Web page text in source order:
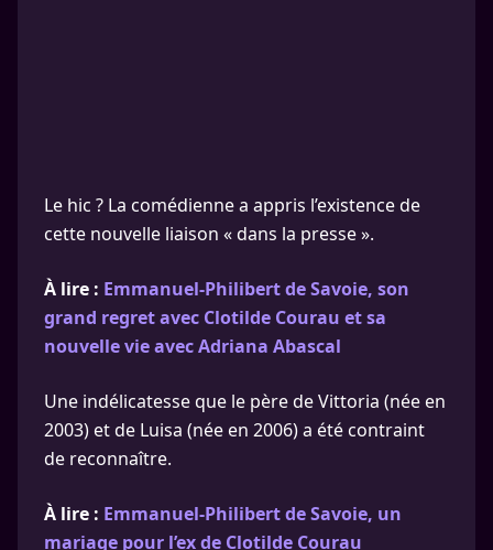
Le hic ? La comédienne a appris l’existence de
cette nouvelle liaison « dans la presse ».
À lire : Emmanuel-Philibert de Savoie, son
grand regret avec Clotilde Courau et sa
nouvelle vie avec Adriana Abascal
Une indélicatesse que le père de Vittoria (née en
2003) et de Luisa (née en 2006) a été contraint
de reconnaître.
À lire : Emmanuel-Philibert de Savoie, un
mariage pour l’ex de Clotilde Courau